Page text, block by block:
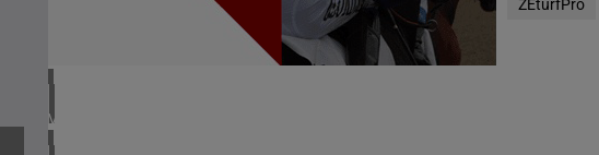
2 meeting(s)
VERENIGD KONINKRIJK
2 meeting(s)
ZEturfPro